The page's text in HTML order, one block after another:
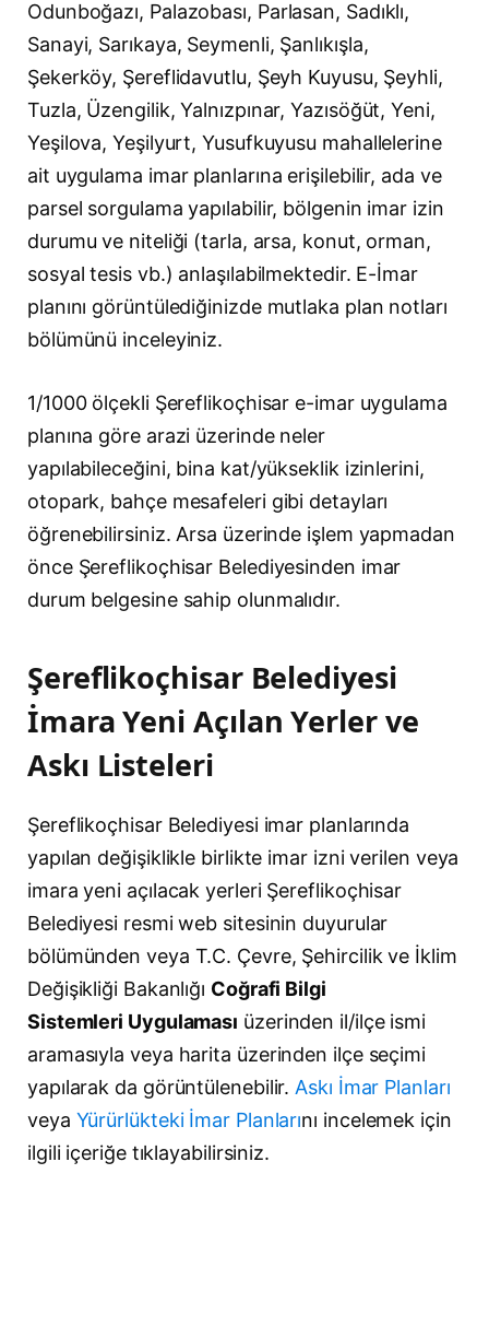
Odunboğazı, Palazobası, Parlasan, Sadıklı,
Sanayi, Sarıkaya, Seymenli, Şanlıkışla,
Şekerköy, Şereflidavutlu, Şeyh Kuyusu, Şeyhli,
Tuzla, Üzengilik, Yalnızpınar, Yazısöğüt, Yeni,
Yeşilova, Yeşilyurt, Yusufkuyusu mahallelerine
ait uygulama imar planlarına erişilebilir, ada ve
parsel sorgulama yapılabilir, bölgenin imar izin
durumu ve niteliği (tarla, arsa, konut, orman,
sosyal tesis vb.) anlaşılabilmektedir. E-İmar
planını görüntülediğinizde mutlaka plan notları
bölümünü inceleyiniz.
1/1000 ölçekli Şereflikoçhisar e-imar uygulama
planına göre arazi üzerinde neler
yapılabileceğini, bina kat/yükseklik izinlerini,
otopark, bahçe mesafeleri gibi detayları
öğrenebilirsiniz. Arsa üzerinde işlem yapmadan
önce Şereflikoçhisar Belediyesinden imar
durum belgesine sahip olunmalıdır.
Şereflikoçhisar Belediyesi
İmara Yeni Açılan Yerler ve
Askı Listeleri
Şereflikoçhisar Belediyesi imar planlarında
yapılan değişiklikle birlikte imar izni verilen veya
imara yeni açılacak yerleri Şereflikoçhisar
Belediyesi resmi web sitesinin duyurular
bölümünden veya T.C. Çevre, Şehircilik ve İklim
Değişikliği Bakanlığı Coğrafi Bilgi
Sistemleri Uygulaması üzerinden il/ilçe ismi
aramasıyla veya harita üzerinden ilçe seçimi
yapılarak da görüntülenebilir.Askı İmar Planları
veya Yürürlükteki İmar Planlarını incelemek için
ilgili içeriğe tıklayabilirsiniz.